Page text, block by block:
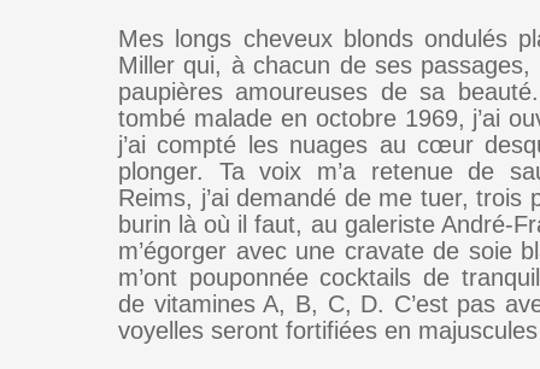
Mes longs cheveux blonds ondulés
Miller qui, à chacun de ses passages,
paupières amoureuses de sa
tombé malade en octobre 1969, j’ai
j’ai compté les nuages au cœur
plonger. Ta voix m’a retenue de
Reims, j’ai demandé de me tuer, trois
burin là où il faut, au galeriste André-
m’égorger avec une cravate de soie
m’ont pouponnée cocktails de
de vitamines A, B, C, D. C’est pas
voyelles seront fortifiées en